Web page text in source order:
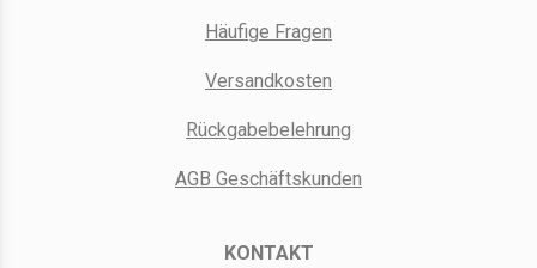
Häufige Fragen
Versandkosten
Rückgabebelehrung
AGB Geschäftskunden
KONTAKT